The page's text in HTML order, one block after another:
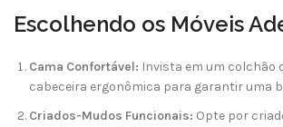
Escolhendo os Móveis
Cama Confortável: Invista em um colchão
cabeceira ergonômica para garantir uma
Criados-Mudos Funcionais: Opte por